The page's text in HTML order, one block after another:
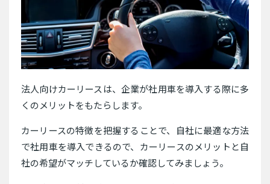
法人向けカーリースは、企業が社用車を導入する際に多
くのメリットをもたらします。
カーリースの特徴を把握することで、自社に最適な方法
で社用車を導入できるので、カーリースのメリットと自
社の希望がマッチしているか確認してみましょう。